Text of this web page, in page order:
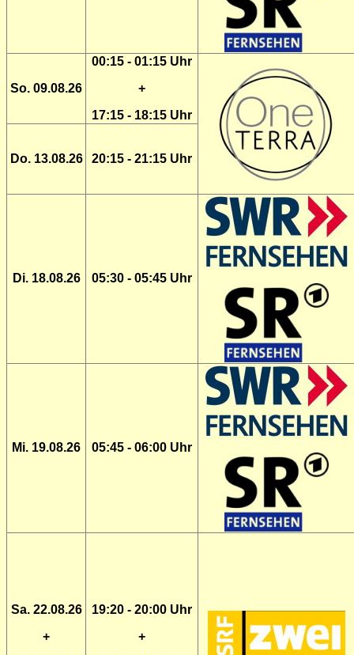
So. 09.08.26
00:15 - 01:15 Uhr
+
17:15 - 18:15 Uhr
Do. 13.08.26 20:15 - 21:15 Uhr
Di. 18.08.26 05:30 - 05:45 Uhr
Mi. 19.08.26 05:45 - 06:00 Uhr
Sa. 22.08.26
+
19:20 - 20:00 Uhr
+